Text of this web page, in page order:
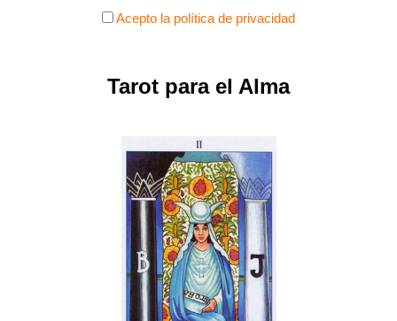
Acepto la política de privacidad
Tarot para el Alma